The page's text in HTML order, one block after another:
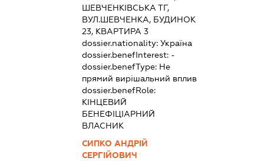
ШЕВЧЕНКІВСЬКА ТГ,
ВУЛ.ШЕВЧЕНКА, БУДИНОК
23, КВАРТИРА 3
dossier.nationality: Україна
dossier.benefInterest: -
dossier.benefType: Не
прямий вирішальний вплив
dossier.benefRole:
КІНЦЕВИЙ
БЕНЕФІЦІАРНИЙ
ВЛАСНИК
СИПКО АНДРІЙ
СЕРГІЙОВИЧ